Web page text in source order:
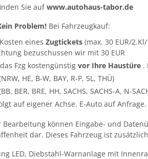
Sie aufwww.autohaus-tabor.de
Problem! Bei Fahrzeugkauf:
einesZugtickets(max. 30 EUR/
bezuschussen wir mit 30 EUR
Fzg kostengünstigvor Ihre Haustüre .
HE, B-W, BAY, R-P, SL, THÜ)
BER, BRE, HH, SACHS, SACHS-A, N-
auf eigener Achse. E-Auto auf
können Eingabe- und
dar. Dieses Fahrzeug ist
LED, Diebstahl-Warnanlage mit